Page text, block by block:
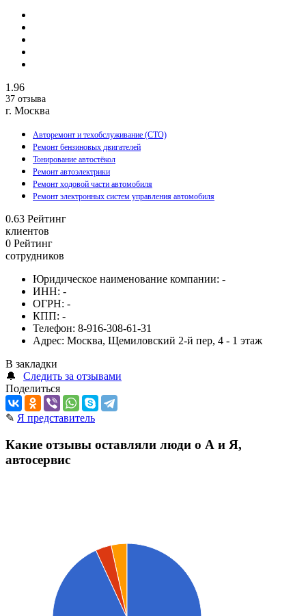
1.96
37 отзыва
г. Москва
Авторемонт и техобслуживание (СТО)
Ремонт бензиновых двигателей
Тонирование автостёкол
Ремонт автоэлектрики
Ремонт ходовой части автомобиля
Ремонт электронных систем управления автомобиля
0.63 Рейтинг
клиентов
0 Рейтинг
сотрудников
Юридическое наименование компании: -
ИНН: -
ОГРН: -
КПП: -
Телефон: 8-916-308-61-31
Адрес: Москва, Щемиловский 2-й пер, 4 - 1 этаж
В закладки
🔔
Следить за отзывами
Поделиться
✎ Я представитель
Какие отзывы оставляли люди о А и Я,
автосервис